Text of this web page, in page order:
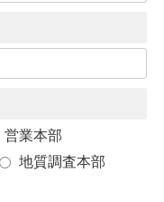
営業本部
地質調査本部